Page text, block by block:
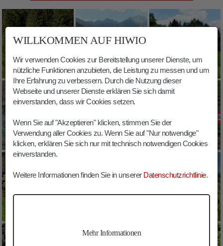
WILLKOMMEN AUF HIWIO
Wir verwenden Cookies zur Bereitstellung unserer Dienste, um
nützliche Funktionen anzubieten, die Leistung zu messen und um
Ihre Erfahrung zu verbessern. Durch die Nutzung dieser
Webseite und unserer Dienste erklären Sie sich damit
einverstanden, dass wir Cookies setzen.
Wenn Sie auf "Akzeptieren" klicken, stimmen Sie der
Verwendung aller Cookies zu. Wenn Sie auf "Nur notwendige"
klicken, erklären Sie sich nur mit technisch notwendigen Cookies
einverstanden.
Weitere Informationen finden Sie in unserer Datenschutzrichtlinie.
Mehr Informationen